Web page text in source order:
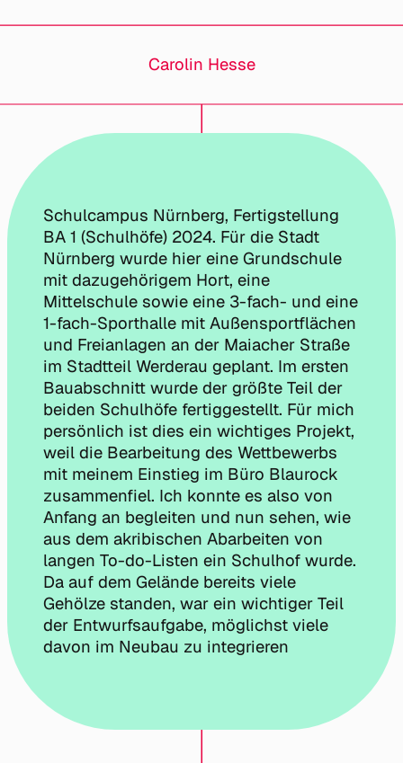
Carolin Hesse
Schulcampus Nürnberg, Fertigstellung
BA 1 (Schulhöfe) 2024. Für die Stadt
Nürnberg wurde hier eine Grundschule
mit dazugehörigem Hort, eine
Mittelschule sowie eine 3-fach- und eine
1-fach-Sporthalle mit Außensportflächen
und Freianlagen an der Maiacher Straße
im Stadtteil Werderau geplant. Im ersten
Bauabschnitt wurde der größte Teil der
beiden Schulhöfe fertiggestellt. Für mich
persönlich ist dies ein wichtiges Projekt,
weil die Bearbeitung des Wettbewerbs
mit meinem Einstieg im Büro Blaurock
zusammenfiel. Ich konnte es also von
Anfang an begleiten und nun sehen, wie
aus dem akribischen Abarbeiten von
langen To-do-Listen ein Schulhof wurde.
Da auf dem Gelände bereits viele
Gehölze standen, war ein wichtiger Teil
der Entwurfsaufgabe, möglichst viele
davon im Neubau zu integrieren